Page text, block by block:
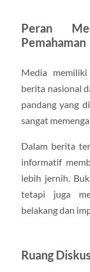
Peran
Pemahaman
Media
berita nasional
pandang yang
sangat
Dalam berita
informatif
lebih jernih.
tetapi juga
belakang dan
Ruang